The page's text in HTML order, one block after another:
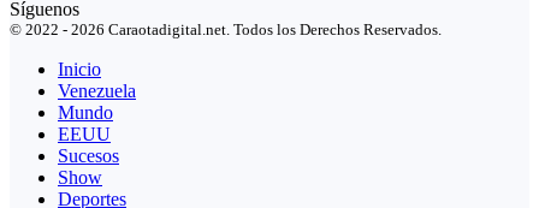
Síguenos
© 2022 - 2026 Caraotadigital.net. Todos los Derechos Reservados.
Inicio
Venezuela
Mundo
EEUU
Sucesos
Show
Deportes